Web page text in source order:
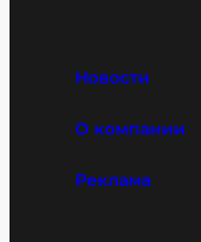
Новости
О компании
Реклама